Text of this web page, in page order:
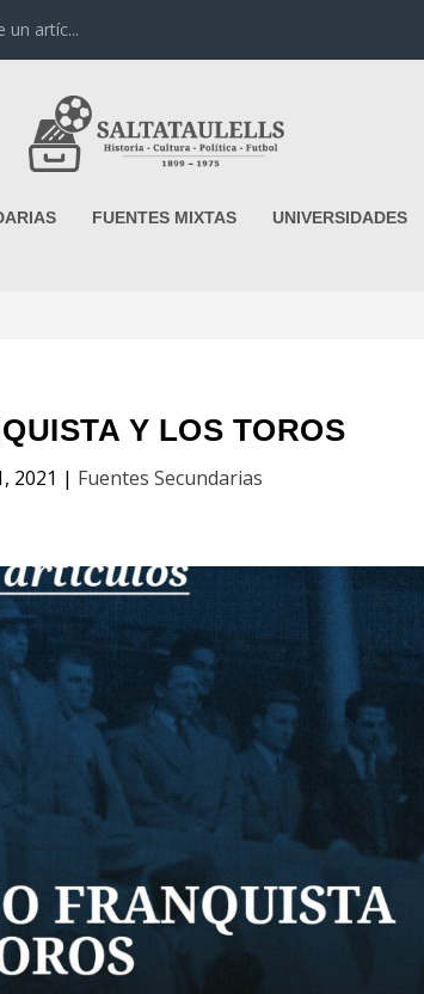
un artíc...
FUENTES MIXTAS UNIVERSIDADES
Y LOS TOROS
2021 | Fuentes Secundarias